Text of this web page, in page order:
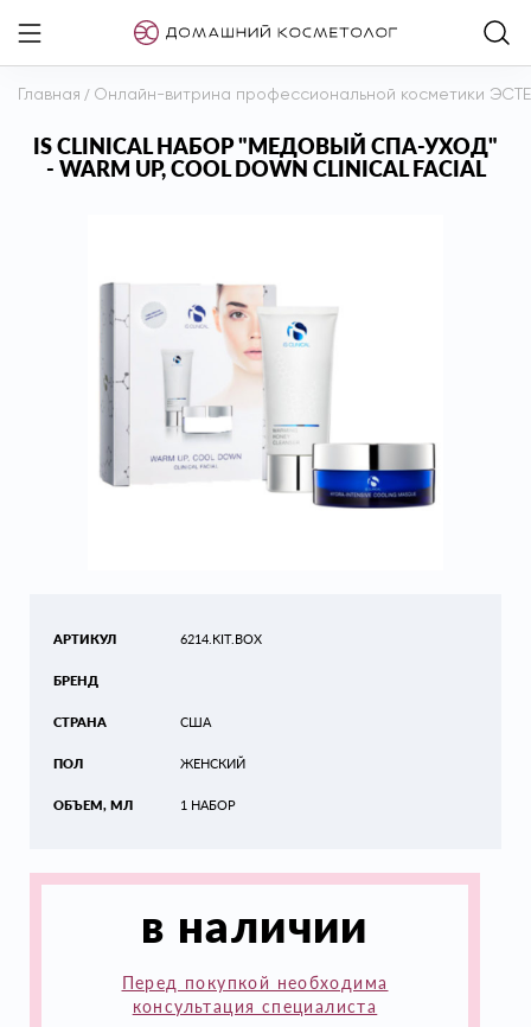
Главная / Онлайн-витрина профессиональной косметики
IS CLINICAL НАБОР "МЕДОВЫЙ CПА-УХОД"
- WARM UP, COOL DOWN CLINICAL FACIAL
АРТИКУЛ
БРЕНД
СТРАНА
ПОЛ
ОБЪЕМ, МЛ
6214.KIT.BOX
США
ЖЕНСКИЙ
1 НАБОР
в наличии
Перед покупкой необходима
консультация специалиста